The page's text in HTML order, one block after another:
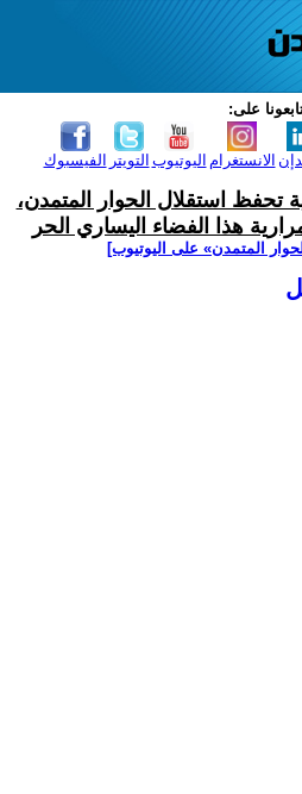
على:
الفيسبوك التويتر اليوتيوب الانستغرام
تحفظ استقلال الحوار المتمدن،
هذا الفضاء اليساري الحر
المتمدن» على اليوتيوب]